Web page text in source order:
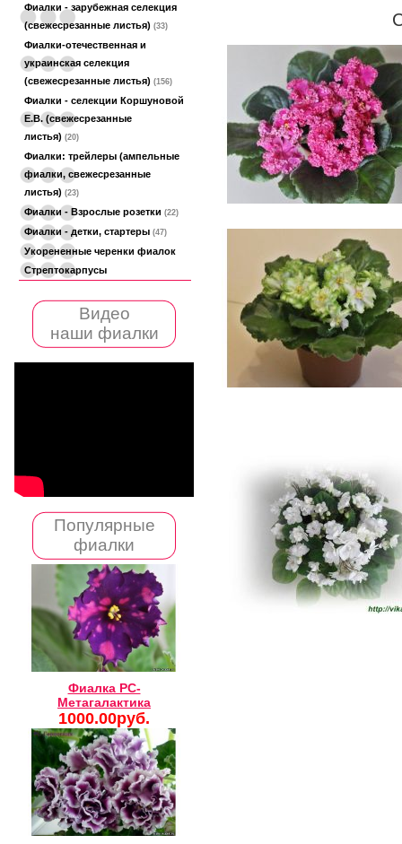
Фиалки - зарубежная селекция
(свежесрезанные листья) (33)
Фиалки-отечественная и
украинская селекция
(свежесрезанные листья) (156)
Фиалки - селекции Коршуновой
Е.В. (свежесрезанные
листья) (20)
Фиалки: трейлеры (ампельные
фиалки, свежесрезанные
листья) (23)
Фиалки - Взрослые розетки (22)
Фиалки - детки, стартеры (47)
Укорененные черенки фиалок
Стрептокарпусы
Видео
наши фиалки
Популярные
фиалки
Фиалка РС-
Метагалактика
1000.00руб.